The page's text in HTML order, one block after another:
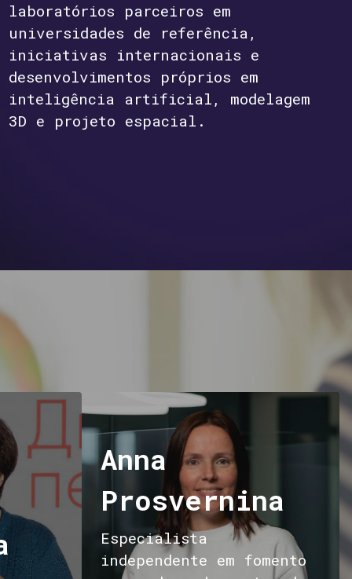
laboratórios parceiros em
universidades de referência,
iniciativas internacionais e
desenvolvimentos próprios em
inteligência artificial, modelagem
3D e projeto espacial.
Anna
Prosvernina
Especialista
independente em fomento